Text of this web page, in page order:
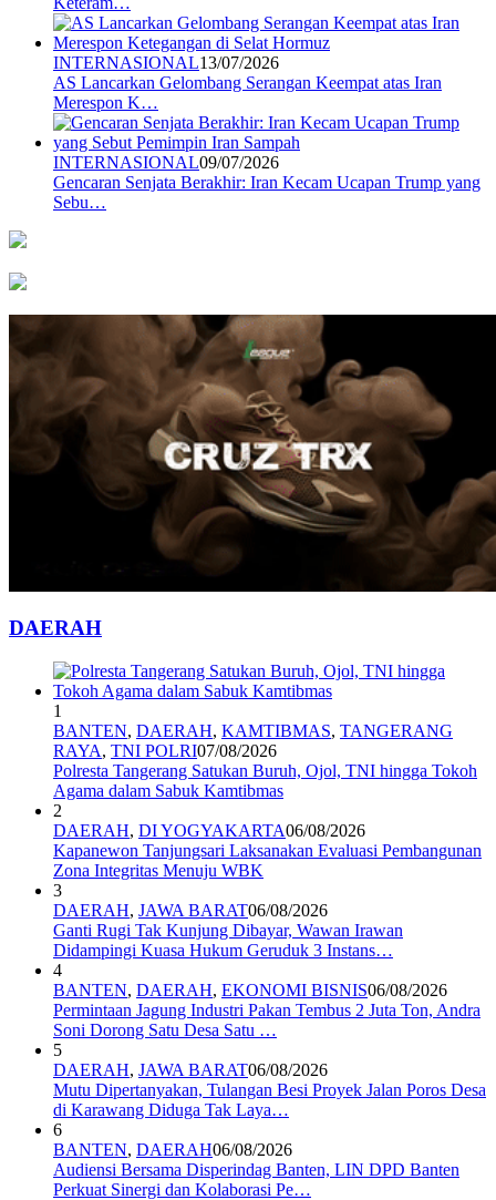
INTERNASIONAL13/07/2026
AS Lancarkan Gelombang Serangan Keempat atas Iran
Merespon K…
INTERNASIONAL09/07/2026
Gencaran Senjata Berakhir: Iran Kecam Ucapan Trump yang
Sebu…
DAERAH
1
BANTEN, DAERAH, KAMTIBMAS, TANGERANG
RAYA, TNI POLRI07/08/2026
Polresta Tangerang Satukan Buruh, Ojol, TNI hingga Tokoh
Agama dalam Sabuk Kamtibmas
2
DAERAH, DI YOGYAKARTA06/08/2026
Kapanewon Tanjungsari Laksanakan Evaluasi Pembangunan
Zona Integritas Menuju WBK
3
DAERAH, JAWA BARAT06/08/2026
Ganti Rugi Tak Kunjung Dibayar, Wawan Irawan
Didampingi Kuasa Hukum Geruduk 3 Instans…
4
BANTEN, DAERAH, EKONOMI BISNIS06/08/2026
Permintaan Jagung Industri Pakan Tembus 2 Juta Ton, Andra
Soni Dorong Satu Desa Satu …
5
DAERAH, JAWA BARAT06/08/2026
Mutu Dipertanyakan, Tulangan Besi Proyek Jalan Poros Desa
di Karawang Diduga Tak Laya…
6
BANTEN, DAERAH06/08/2026
Audiensi Bersama Disperindag Banten, LIN DPD Banten
Perkuat Sinergi dan Kolaborasi Pe…